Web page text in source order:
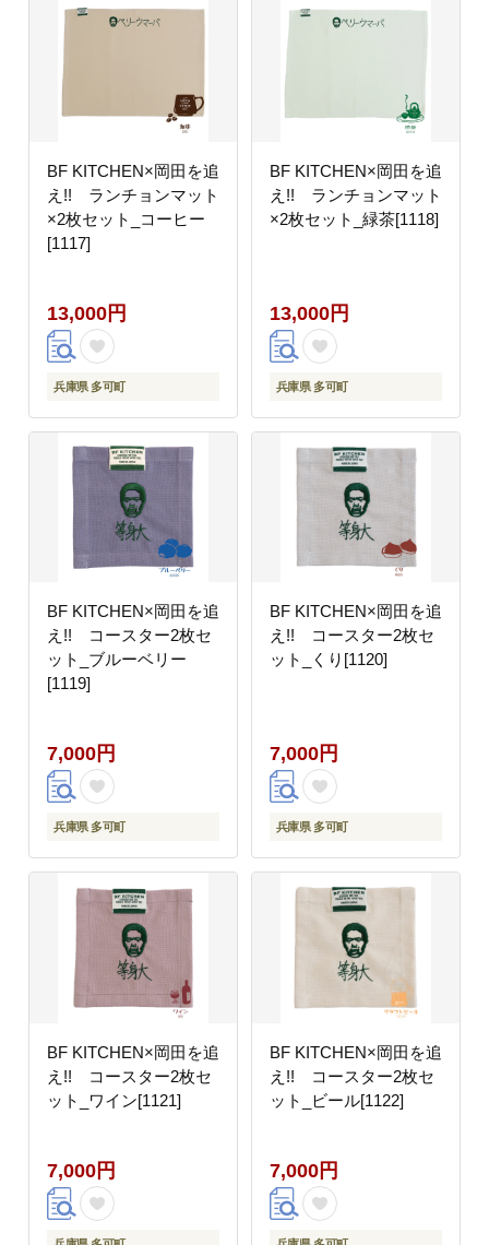
BF KITCHEN×岡田を追
え!! ランチョンマット
×2枚セット_コーヒー
[1117]
13,000円
兵庫県 多可町
BF KITCHEN×岡田を追
え!! ランチョンマット
×2枚セット_緑茶[1118]
13,000円
兵庫県 多可町
BF KITCHEN×岡田を追
え!! コースター2枚セ
ット_ブルーベリー
[1119]
7,000円
兵庫県 多可町
BF KITCHEN×岡田を追
え!! コースター2枚セ
ット_くり[1120]
7,000円
兵庫県 多可町
BF KITCHEN×岡田を追
え!! コースター2枚セ
ット_ワイン[1121]
7,000円
BF KITCHEN×岡田を追
え!! コースター2枚セ
ット_ビール[1122]
7,000円